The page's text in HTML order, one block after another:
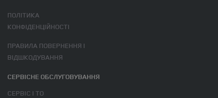
ПОЛІТИКА
КОНФІДЕНЦІЙНОСТІ
ПРАВИЛА ПОВЕРНЕННЯ І
ВІДШКОДУВАННЯ
СЕРВІСНЕ ОБСЛУГОВУВАННЯ
СЕРВІС І ТО